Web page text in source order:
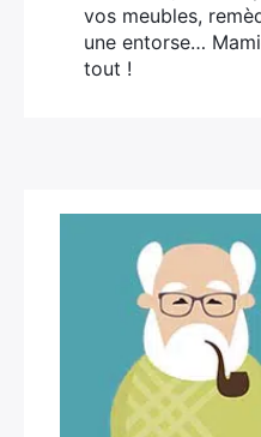
vos meubles,
une entorse…
tout !